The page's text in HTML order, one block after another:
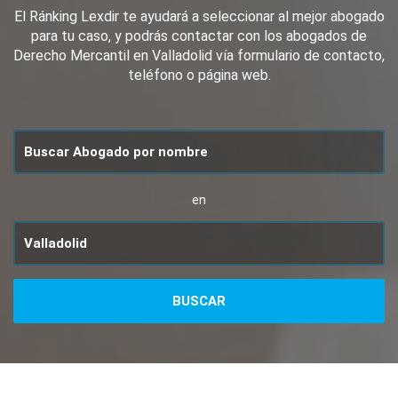
El Ránking Lexdir te ayudará a seleccionar al mejor abogado
para tu caso, y podrás contactar con los abogados de
Derecho Mercantil en Valladolid vía formulario de contacto,
teléfono o página web.
en